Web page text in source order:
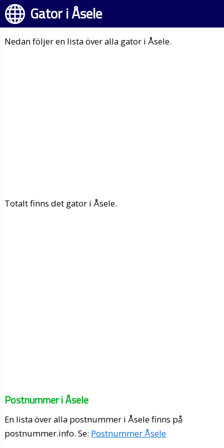
Gator i Åsele
Nedan följer en lista över alla gator i Åsele.
Totalt finns det gator i Åsele.
Postnummer i Åsele
En lista över alla postnummer i Åsele finns på
postnummer.info. Se: Postnummer Åsele